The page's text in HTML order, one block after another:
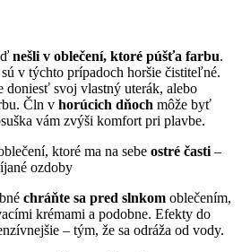
nešli v oblečení, ktoré púšťa farbu.
v týchto prípadoch horšie čistiteľné.
doniesť svoj vlastný uterák, alebo
Čln v horúcich dňoch môže byť
vám zvýši komfort pri plavbe.
ktoré ma na sebe ostré časti –
ozdoby
chráňte sa pred slnkom oblečením,
krémami a podobne. Efekty do
– tým, že sa odráža od vody.